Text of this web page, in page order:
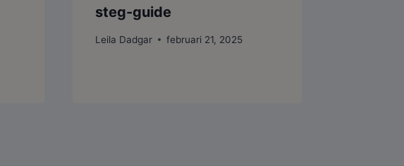
steg-guide
Leila Dadgar februari 21, 2025